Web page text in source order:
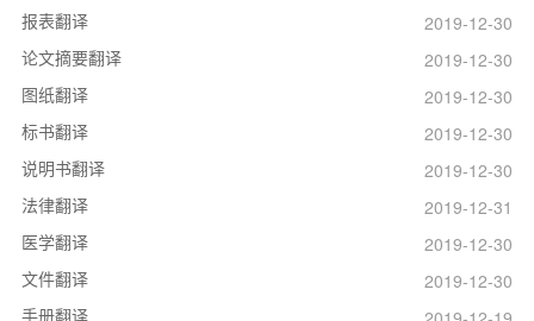
报表翻译
2019-12-30
论文摘要翻译
2019-12-30
图纸翻译
2019-12-30
标书翻译
2019-12-30
说明书翻译
2019-12-30
法律翻译
2019-12-31
医学翻译
2019-12-30
文件翻译
2019-12-30
手册翻译